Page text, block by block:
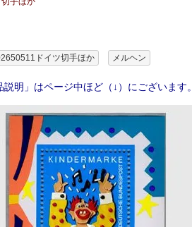
ドイツ切手ほか メルヘン
説明」はページ中ほど（↓）にございます。